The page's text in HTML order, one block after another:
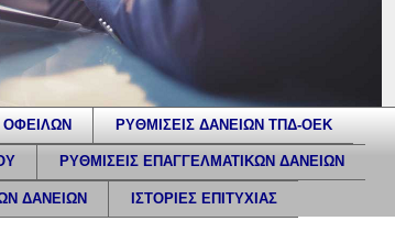
ΡΥΘΜΙΣΕΙΣ ΔΑΝΕΙΩΝ ΤΠΔ-ΟΕΚ
ΡΥΘΜΙΣΕΙΣ ΕΠΑΓΓΕΛΜΑΤΙΚΩΝ ΔΑΝΕΙΩΝ
ΔΑΝΕΙΩΝ ΙΣΤΟΡΙΕΣ ΕΠΙΤΥΧΙΑΣ